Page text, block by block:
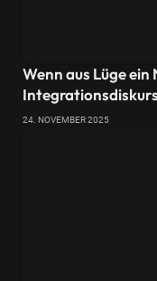
Wenn aus Lüge
24. NOVEMBER 2025